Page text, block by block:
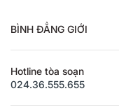
BÌNH ĐẲNG GIỚI
Hotline tòa soạn
024.36.555.655